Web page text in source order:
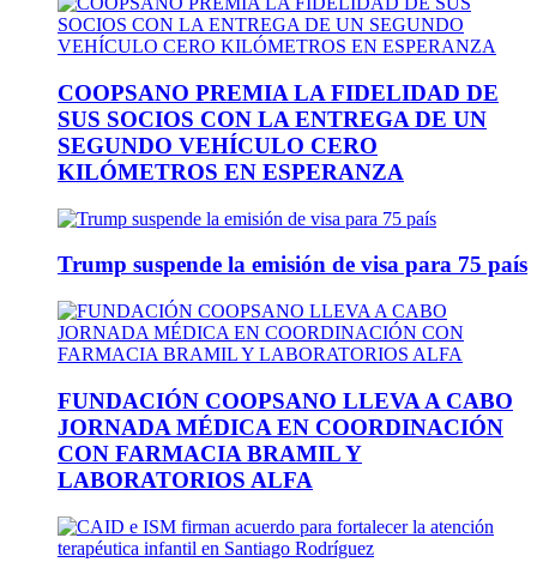
COOPSANO PREMIA LA FIDELIDAD DE
SUS SOCIOS CON LA ENTREGA DE UN
SEGUNDO VEHÍCULO CERO
KILÓMETROS EN ESPERANZA
Trump suspende la emisión de visa para 75 país
FUNDACIÓN COOPSANO LLEVA A CABO
JORNADA MÉDICA EN COORDINACIÓN
CON FARMACIA BRAMIL Y
LABORATORIOS ALFA